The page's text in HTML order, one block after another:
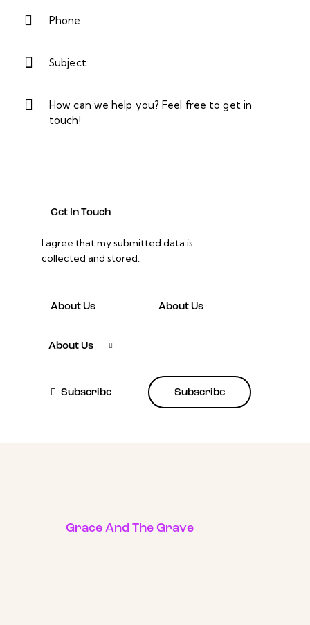
I agree that my submitted data is
collected and stored.
About Us About Us
About Us
Subscribe Subscribe
Grace And The Grave